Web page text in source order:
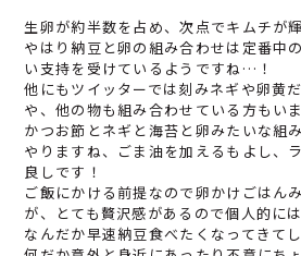
生卵が約半数を占め、次点でキムチが
やはり納豆と卵の組み合わせは定番中
い支持を受けているようですね…！
他にもツイッターでは刻みネギや卵黄
や、他の物も組み合わせている方もいま
かつお節とネギと海苔と卵みたいな組
やりますね、ごま油を加えるもよし、
良しです！
ご飯にかける前提なので卵かけごはん
が、とても贅沢感があるので個人的に
なんだか早速納豆食べたくなってきてし